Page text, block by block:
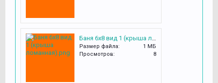
Баня 6х8 вид 1 (крыша ломанная).png
Размер файла:
1 МБ
Просмотров:
8